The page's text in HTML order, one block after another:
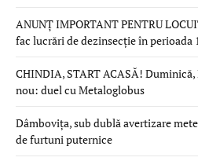
ANUNȚ IMPORTANT PENTRU
fac lucrări de dezinsecție în perioada
CHINDIA, START ACASĂ!
nou: duel cu Metaloglobus
Dâmbovița, sub dublă avertizare
de furtuni puternice